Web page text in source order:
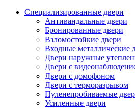
Специализированные двери
Антивандальные двери
Бронированные двери
Взломостойкие двери
Входные металлические
Двери наружные
Двери с
Двери с домофоном
Двери с терморазрывом
Пуленепробиваемые
Усиленные двери